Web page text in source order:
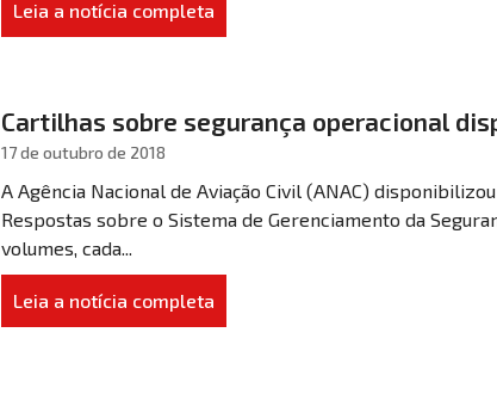
Leia a notícia completa
Cartilhas sobre segurança operacional
17 de outubro de 2018
A Agência Nacional de Aviação Civil (ANAC)
Respostas sobre o Sistema de Gerenciamento da
volumes, cada...
Leia a notícia completa